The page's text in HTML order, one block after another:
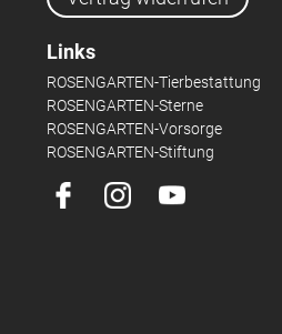
Links
ROSENGARTEN-Tierbestattung
ROSENGARTEN-Sterne
ROSENGARTEN-Vorsorge
ROSENGARTEN-Stiftung